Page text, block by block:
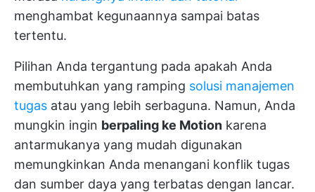
menghambat kegunaannya sampai batas
tertentu.
Pilihan Anda tergantung pada apakah Anda
membutuhkan yang ramping solusi manajemen
tugas atau yang lebih serbaguna. Namun, Anda
mungkin ingin berpaling ke Motion karena
antarmukanya yang mudah digunakan
memungkinkan Anda menangani konflik tugas
dan sumber daya yang terbatas dengan lancar.